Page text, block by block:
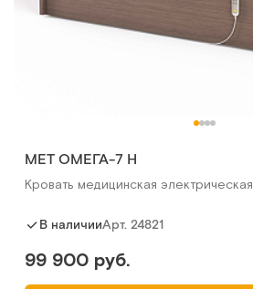
МЕТ ОМЕГА-7 H
Кровать медицинская электрическая
В наличииАрт. 24821
99 900 руб.